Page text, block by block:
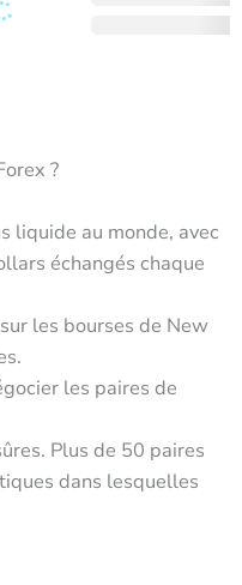
?
liquide au monde, avec
échangés chaque
les bourses de New
les paires de
Plus de 50 paires
dans lesquelles